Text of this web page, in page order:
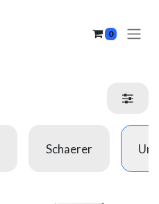
0
Schaerer